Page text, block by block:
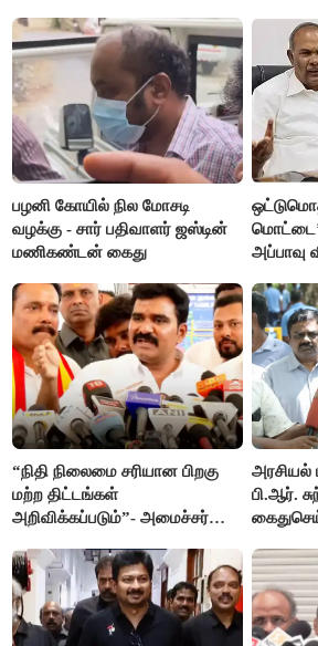
பழனி கோயில் நில மோசடி
வழக்கு - சார் பதிவாளர் ஜஸ்டின்
மணிகண்டன் கைது
மொட்டை’
அப்பாவு
“நிதி நிலைமை சரியான பிறகு
மற்ற திட்டங்கள்
அறிவிக்கப்படும்”- அமைச்சர்
அரசியல்
பி.ஆர்.